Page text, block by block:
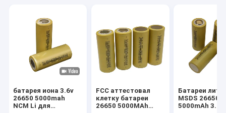
батарея иона 3.6v
26650 5000mah
NCM Li для
FCC аттестовал
клетку батареи
26650 5000MAh
Батареи
MSDS 26650
5000mAh 3.6v